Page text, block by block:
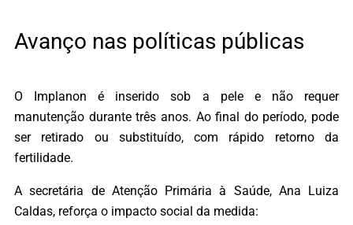
Avanço nas políticas públicas
O Implanon é inserido sob a pele e não requer
manutenção durante três anos. Ao final do período, pode
ser retirado ou substituído, com rápido retorno da
fertilidade.
A secretária de Atenção Primária à Saúde, Ana Luiza
Caldas, reforça o impacto social da medida: